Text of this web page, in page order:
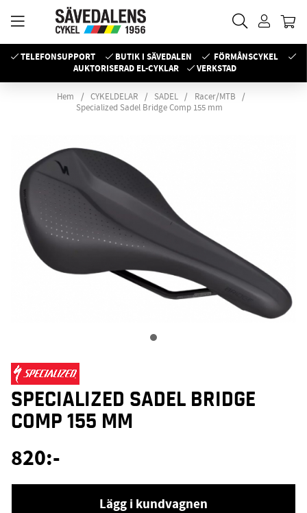
TELEFONSUPPORT BUTIK I SÄVEDALEN
FÖRMÅNSCYKEL
AUKTORISERAD EL-CYKLAR
VERKSTAD
Hem CYKELDELAR SADEL
Racer/MTB
Specialized Sadel Bridge Comp 155 mm
SPECIALIZED SADEL BRIDGE
COMP 155 MM
820:-
Lägg i kundvagnen